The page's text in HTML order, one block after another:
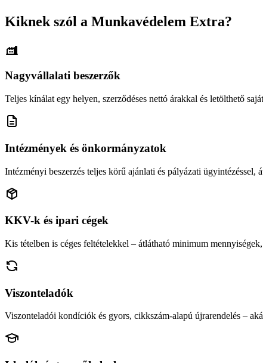
Kiknek szól a Munkavédelem Extra?
Nagyvállalati beszerzők
Teljes kínálat egy helyen, szerződéses nettó árakkal és letölthető
Intézmények és önkormányzatok
Intézményi beszerzés teljes körű ajánlati és pályázati ügyintézéssel,
KKV-k és ipari cégek
Kis tételben is céges feltételekkel – átlátható minimum
Viszonteladók
Viszonteladói kondíciók és gyors, cikkszám-alapú újrarendelés –